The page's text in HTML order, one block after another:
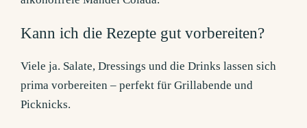
Kann ich die Rezepte gut vorbereiten?
Viele ja. Salate, Dressings und die Drinks lassen sich
prima vorbereiten – perfekt für Grillabende und
Picknicks.